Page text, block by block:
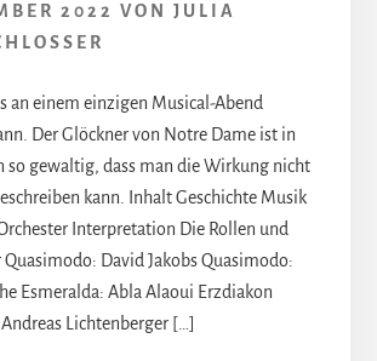
2022 VON JULIA
an einem einzigen Musical-Abend
Der Glöckner von Notre Dame ist in
so gewaltig, dass man die Wirkung nicht
kann. Inhalt Geschichte Musik
Interpretation Die Rollen und
David Jakobs Quasimodo:
Esmeralda: Abla Alaoui Erzdiakon
Lichtenberger […]